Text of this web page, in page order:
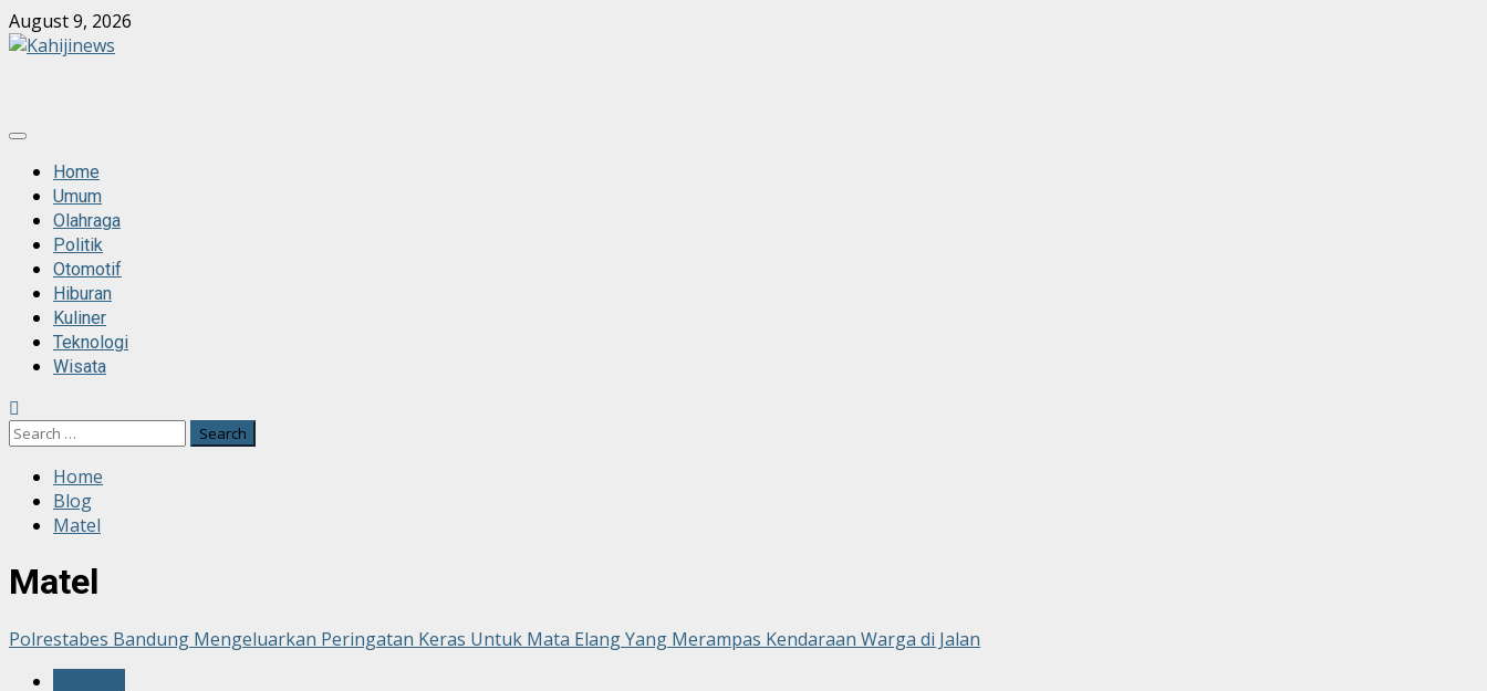
Skip
to
August 9, 2026
Primary
MenuHome
Umum
Olahraga
Politik
Otomotif
Hiburan
Kuliner
Teknologi
Wisata
Search
Home
Blog
Matel
Matel
Polrestabes Bandung Mengeluarkan Peringatan Keras Untuk Mata Elang Yang Merampas Kendaraan Warga di Jalan